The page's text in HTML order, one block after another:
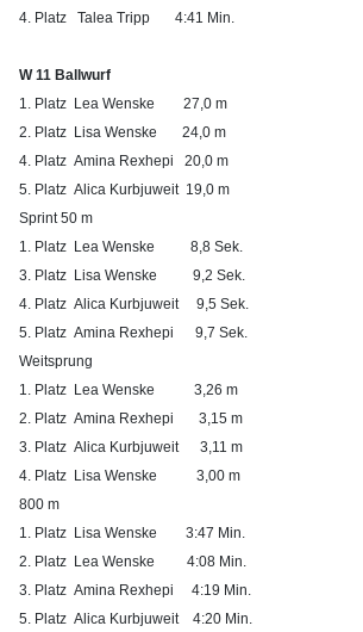
4. Platz Talea Tripp 4:41 Min.
W 11 Ballwurf
1. Platz Lea Wenske 27,0 m
2. Platz Lisa Wenske 24,0 m
4. Platz Amina Rexhepi 20,0 m
5. Platz Alica Kurbjuweit 19,0 m
Sprint 50 m
1. Platz Lea Wenske 8,8 Sek.
3. Platz Lisa Wenske 9,2 Sek.
4. Platz Alica Kurbjuweit 9,5 Sek.
5. Platz Amina Rexhepi 9,7 Sek.
Weitsprung
1. Platz Lea Wenske 3,26 m
2. Platz Amina Rexhepi 3,15 m
3. Platz Alica Kurbjuweit 3,11 m
4. Platz Lisa Wenske 3,00 m
800 m
1. Platz Lisa Wenske 3:47 Min.
2. Platz Lea Wenske 4:08 Min.
3. Platz Amina Rexhepi 4:19 Min.
5. Platz Alica Kurbjuweit 4:20 Min.